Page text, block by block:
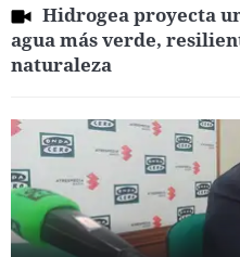
Hidrogea proyecta
agua más verde,
naturaleza